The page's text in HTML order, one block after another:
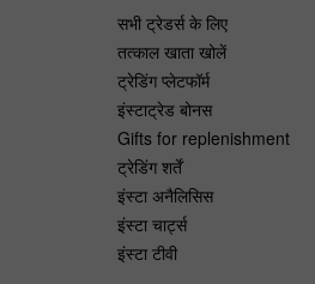
सभी ट्रेडर्स के लिए
तत्काल खाता खोलें
ट्रेडिंग प्लेटफॉर्म
इंस्टाट्रेड बोनस
Gifts for replenishment
ट्रेडिंग शर्तें
इंस्टा अनैलिसिस
इंस्टा चार्ट्स
इंस्टा टीवी